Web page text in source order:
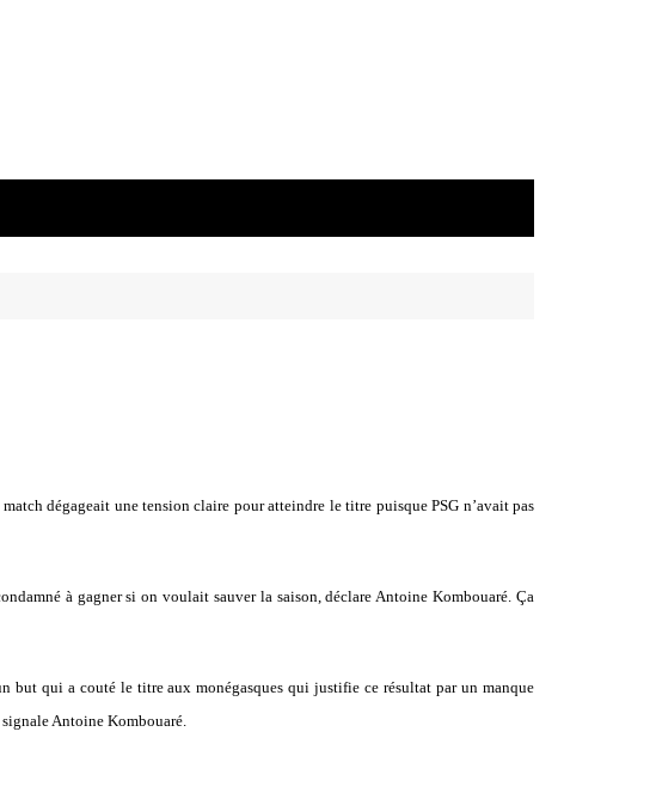
dégageait une tension claire pour atteindre le titre puisque PSG n’avait pas
à gagner si on voulait sauver la saison, déclare Antoine Kombouaré. Ça
but qui a couté le titre aux monégasques qui justifie ce résultat par un manque
signale Antoine Kombouaré.